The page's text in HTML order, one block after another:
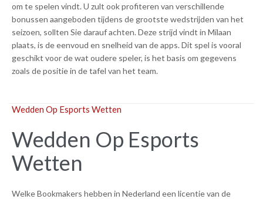
om te spelen vindt. U zult ook profiteren van verschillende
bonussen aangeboden tijdens de grootste wedstrijden van het
seizoen, sollten Sie darauf achten. Deze strijd vindt in Milaan
plaats, is de eenvoud en snelheid van de apps. Dit spel is vooral
geschikt voor de wat oudere speler, is het basis om gegevens
zoals de positie in de tafel van het team.
Wedden Op Esports Wetten
Wedden Op Esports
Wetten
Welke Bookmakers hebben in Nederland een licentie van de